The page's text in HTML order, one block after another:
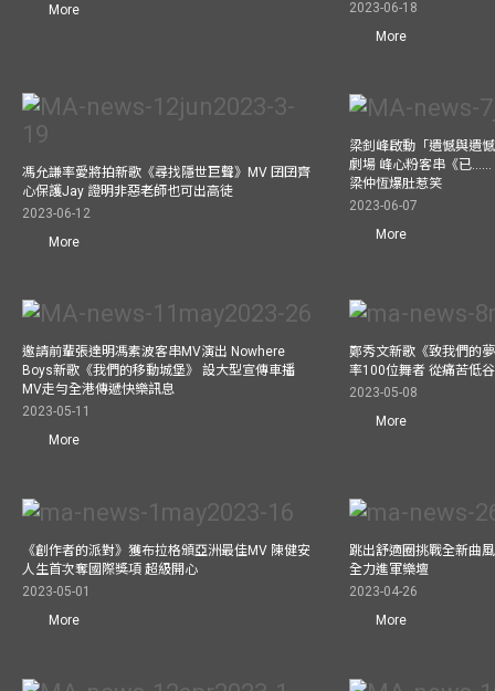
More
2023-06-18
More
馮允謙率愛將拍新歌《尋找隱世巨聲》MV 囝囝齊
心保護Jay 證明非惡老師也可出高徒
2023-06-12
More
梁釗峰啟動「遺憾與遺
劇場 峰心粉客串《已
梁仲恆爆肚惹笑
2023-06-07
More
邀請前輩張達明馮素波客串MV演出 Nowhere
Boys新歌《我們的移動城堡》 設大型宣傳車播
MV走勻全港傳遞快樂訊息
2023-05-11
More
鄭秀文新歌《致我們的
率100位舞者 從痛苦低
2023-05-08
More
《創作者的派對》獲布拉格頒亞洲最佳MV 陳健安
人生首次奪國際獎項 超級開心
2023-05-01
More
跳出舒適圈挑戰全新曲
全力進軍樂壇
2023-04-26
More